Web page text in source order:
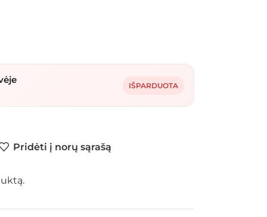
IŠPARDUOTA
Pridėti į norų sąrašą